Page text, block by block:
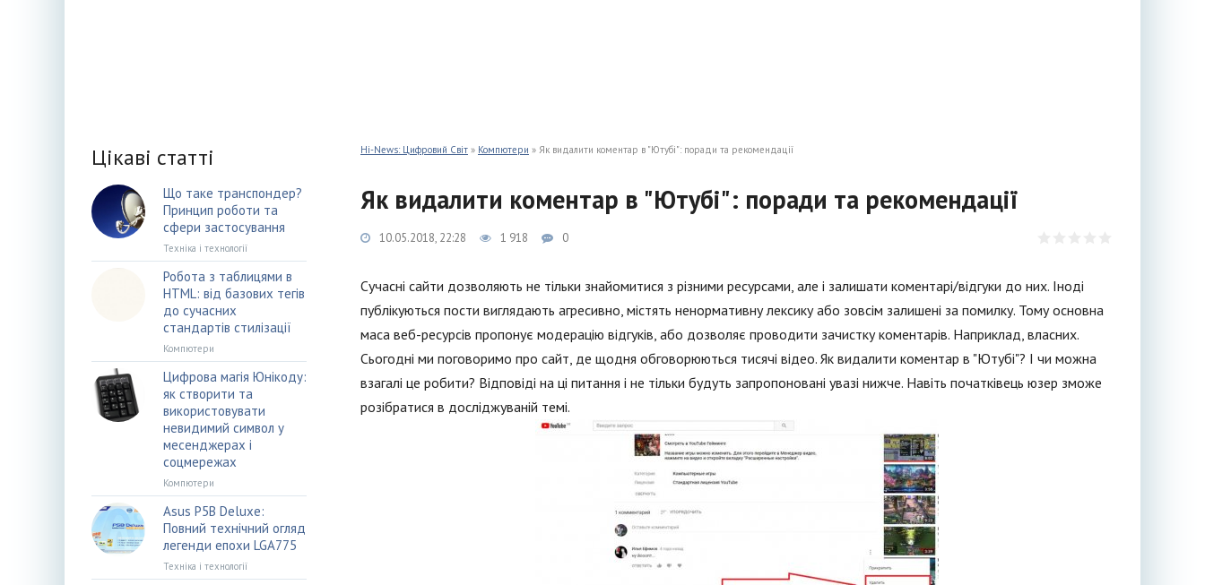
Hi-News: Цифровий Світ » Компютери » Як видалити коментар в "Ютубі": поради та рекомендації
Як видалити коментар в "Ютубі": поради та рекомендації
10.05.2018, 22:28 1 918 0
Сучасні сайти дозволяють не тільки знайомитися з різними ресурсами, але і залишати коментарі/відгуки до них. Іноді
публікуються пости виглядають агресивно, містять ненормативну лексику або зовсім залишені за помилку. Тому основна
маса веб-ресурсів пропонує модерацію відгуків, або дозволяє проводити зачистку коментарів. Наприклад, власних.
Сьогодні ми поговоримо про сайт, де щодня обговорюються тисячі відео. Як видалити коментар в "Ютубі"? І чи можна
взагалі це робити? Відповіді на ці питання і не тільки будуть запропоновані увазі нижче. Навіть початківець юзер зможе
розібратися в досліджуваній темі.
Цікаві статті
Що таке транспондер?
Принцип роботи та
сфери застосування
Техніка і технології
Робота з таблицями в
HTML: від базових тегів
до сучасних
стандартів стилізації
Компютери
Цифрова магія Юнікоду:
як створити та
використовувати
невидимий символ у
месенджерах і
соцмережах
Компютери
Asus P5B Deluxe:
Повний технічний огляд
легенди епохи LGA775
Техніка і технології